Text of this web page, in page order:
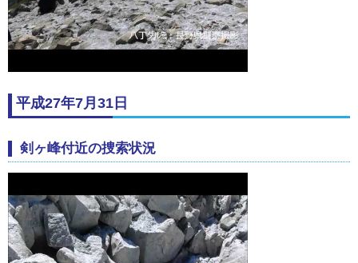
平成27年7月31日
剣ヶ峰付近の捜索状況